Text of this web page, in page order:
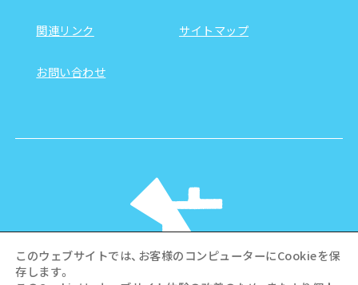
関連リンク サイトマップ
お問い合わせ
このウェブサイトでは、お客様のコンピューターにCookieを保
存します。